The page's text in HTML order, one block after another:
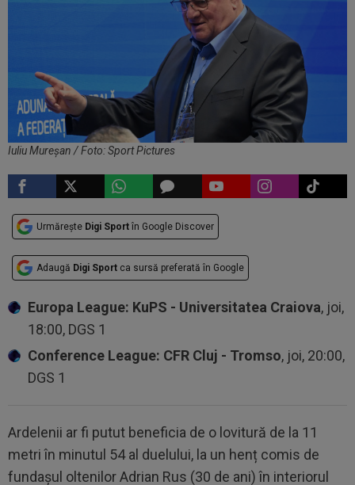
Iuliu Mureșan / Foto: Sport Pictures
Urmărește Digi Sport în Google Discover
Adaugă Digi Sport ca sursă preferată în Google
Europa League: KuPS - Universitatea Craiova, joi,
18:00, DGS 1
Conference League: CFR Cluj - Tromso, joi, 20:00,
DGS 1
Ardelenii ar fi putut beneficia de o lovitură de la 11
metri în minutul 54 al duelului, la un henț comis de
fundașul oltenilor Adrian Rus (30 de ani) în interiorul